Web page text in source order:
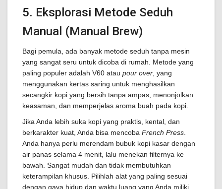
5. Eksplorasi Metode Seduh
Manual (Manual Brew)
Bagi pemula, ada banyak metode seduh tanpa mesin
yang sangat seru untuk dicoba di rumah. Metode yang
paling populer adalah V60 atau pour over , yang
menggunakan kertas saring untuk menghasilkan
secangkir kopi yang bersih tanpa ampas, menonjolkan
keasaman, dan memperjelas aroma buah pada kopi.
Jika Anda lebih suka kopi yang praktis, kental, dan
berkarakter kuat, Anda bisa mencoba French Press
Anda hanya perlu merendam bubuk kopi kasar dengan
air panas selama 4 menit, lalu menekan filternya ke
bawah. Sangat mudah dan tidak membutuhkan
keterampilan khusus. Pilihlah alat yang paling sesuai
dengan gaya hidup dan waktu luang yang Anda miliki.